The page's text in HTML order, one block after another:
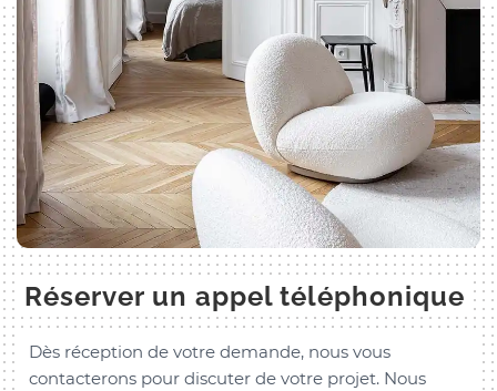
Réserver un appel téléphonique
Dès réception de votre demande, nous vous
contacterons pour discuter de votre projet. Nous